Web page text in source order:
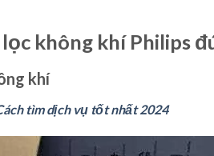
không khí Philips
khí
tìm dịch vụ tốt nhất 2024